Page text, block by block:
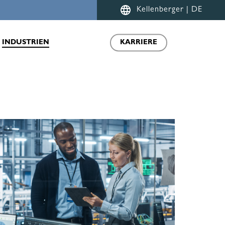
Kellenberger | DE
INDUSTRIEN KARRIERE
Menu